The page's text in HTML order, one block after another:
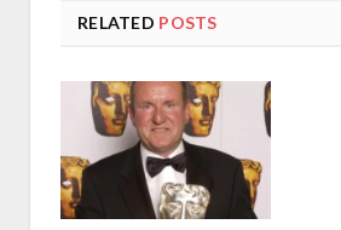
RELATED POSTS